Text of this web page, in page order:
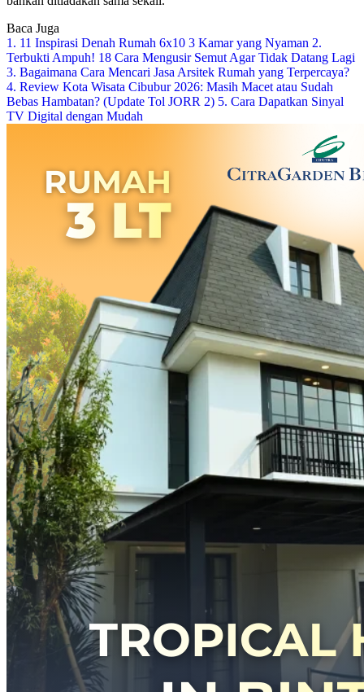
Baca Juga
1. 11 Inspirasi Denah Rumah 6x10 3 Kamar yang Nyaman 2.
Terbukti Ampuh! 18 Cara Mengusir Semut Agar Tidak Datang Lagi
3. Bagaimana Cara Mencari Jasa Arsitek Rumah yang Terpercaya?
4. Review Kota Wisata Cibubur 2026: Masih Macet atau Sudah
Bebas Hambatan? (Update Tol JORR 2) 5. Cara Dapatkan Sinyal
TV Digital dengan Mudah